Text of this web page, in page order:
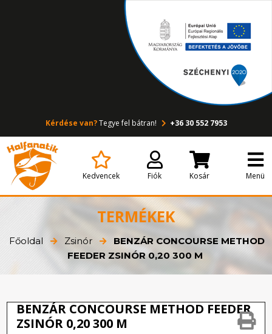
Kérdése van?Tegye fel bátran! +36 30 552 7953
Kedvencek Fiók Kosár Menü
TERMÉKEK
Főoldal Zsinór
BENZÁR CONCOURSE METHOD
FEEDER ZSINÓR 0,20 300 M
BENZÁR CONCOURSE METHOD FEEDER
ZSINÓR 0,20 300 M